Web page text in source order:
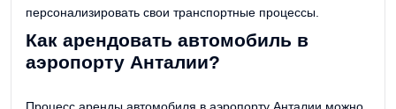
персонализировать свои транспортные процессы.
Как арендовать автомобиль в
аэропорту Анталии?
Процесс аренды автомобиля в аэропорту Анталии можно